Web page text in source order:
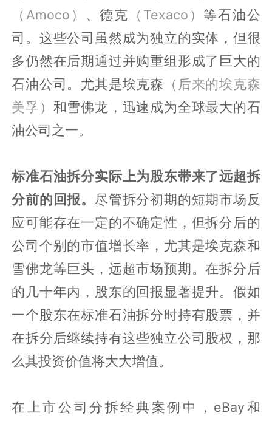
（Amoco） 、德克 （Texaco） 等石油公
司。这些公司虽然成为独立的实体，但很
多仍然在后期通过并购重组形成了巨大的
石油公司。尤其是埃克森 （后来的埃克森
美孚） 和雪佛龙，迅速成为全球最大的石
油公司之一。
标准石油拆分实际上为股东带来了远超拆
分前的回报。 尽管拆分初期的短期市场反
应可能存在一定的不确定性，但拆分后的
公司个别的市值增长率，尤其是埃克森和
雪佛龙等巨头，远超市场预期。在拆分后
的几十年内，股东的回报显著提升。假如
一个股东在标准石油拆分时持有股票，并
在拆分后继续持有这些独立公司股权，那
么其投资价值将大大增值。
在上市公司分拆经典案例中，eBay和